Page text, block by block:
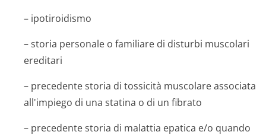
– ipotiroidismo
– storia personale o familiare di disturbi muscolari
ereditari
– precedente storia di tossicità muscolare associata
all'impiego di una statina o di un fibrato
– precedente storia di malattia epatica e/o quando